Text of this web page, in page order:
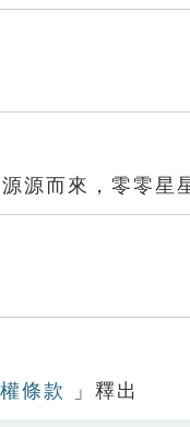
源而來，零零星
條款 」釋出